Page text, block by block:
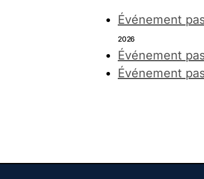
Événement
2026
Événement
Événement